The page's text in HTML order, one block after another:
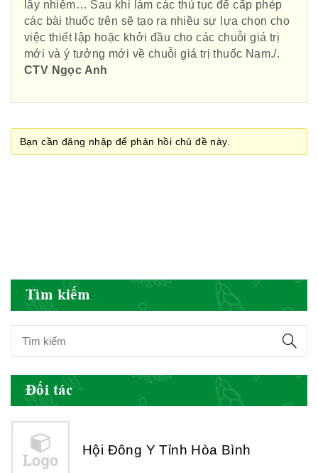
lây nhiễm… Sau khi làm các thủ tục để cấp phép
các bài thuốc trên sẽ tạo ra nhiều sự lựa chọn cho
việc thiết lập hoặc khởi đầu cho các chuỗi giá trị
mới và ý tưởng mới về chuỗi giá trị thuốc Nam./.
CTV Ngọc Anh
Bạn cần đăng nhập để phản hồi chủ đề này.
Tìm kiếm
Đối tác
Nam
BYT
Hội Đông Y Tỉnh Yên Bái
Hội Đông Y Tỉnh Hòa Bình